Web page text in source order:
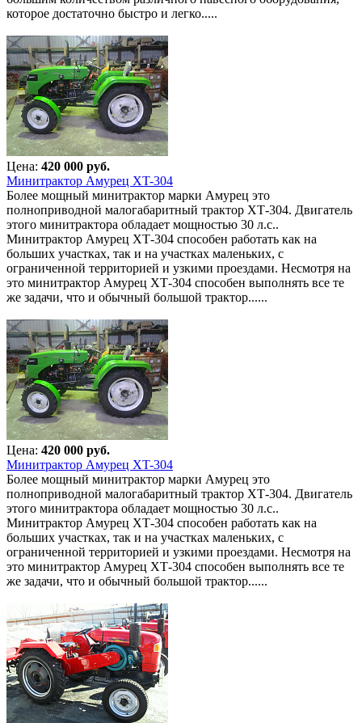
которое достаточно быстро и легко.....
Цена: 420 000 руб.
Минитрактор Амурец XT-304
Более мощный минитрактор марки Амурец это
полноприводной малогабаритный трактор ХТ-304. Двигатель
этого минитрактора обладает мощностью 30 л.с..
Минитрактор Амурец ХТ-304 способен работать как на
больших участках, так и на участках маленьких, с
ограниченной территорией и узкими проездами. Несмотря на
это минитрактор Амурец ХТ-304 способен выполнять все те
же задачи, что и обычный большой трактор......
Цена: 420 000 руб.
Минитрактор Амурец XT-304
Более мощный минитрактор марки Амурец это
полноприводной малогабаритный трактор ХТ-304. Двигатель
этого минитрактора обладает мощностью 30 л.с..
Минитрактор Амурец ХТ-304 способен работать как на
больших участках, так и на участках маленьких, с
ограниченной территорией и узкими проездами. Несмотря на
это минитрактор Амурец ХТ-304 способен выполнять все те
же задачи, что и обычный большой трактор......